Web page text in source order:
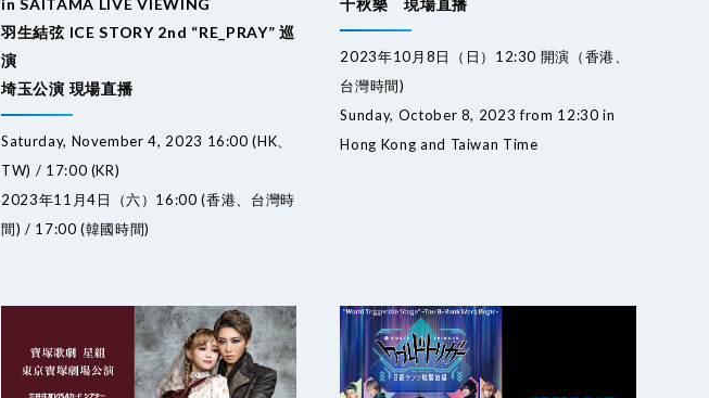
in SAITAMA LIVE VIEWING
羽生結弦 ICE STORY 2nd “RE_PRAY” 巡
演
埼玉公演 現場直播
Saturday, November 4, 2023 16:00 (HK、
TW) / 17:00 (KR)
2023年11月4日（六）16:00 (香港、台灣時
間) / 17:00 (韓國時間)
千秋樂 現場直播
2023年10月8日（日）12:30 開演（香港、
台灣時間)
Sunday, October 8, 2023 from 12:30 in
Hong Kong and Taiwan Time